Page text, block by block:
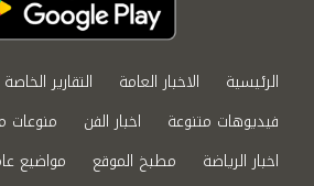
الرئيسية الاخبار العامة التقارير الخاصة
فيديوهات متنوعة
اخبار الفن
منوعات
اخبار الرياضة
مطبخ الموقع
مواضيع